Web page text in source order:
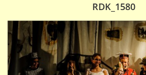
O ŠKOLE
PRO RODIČE
RDK_1580